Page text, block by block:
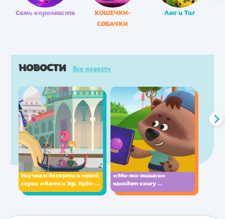
Семь королевств
КОШЕЧКИ-
СОБАЧКИ
Лео и Тиг
НОВОСТИ Все новости
Изучаем десерты в новой
серии «Катя и Эф. Куда-
угодно-дверь»
«Ми-ми-мишки»
находят книгу
предсказаний